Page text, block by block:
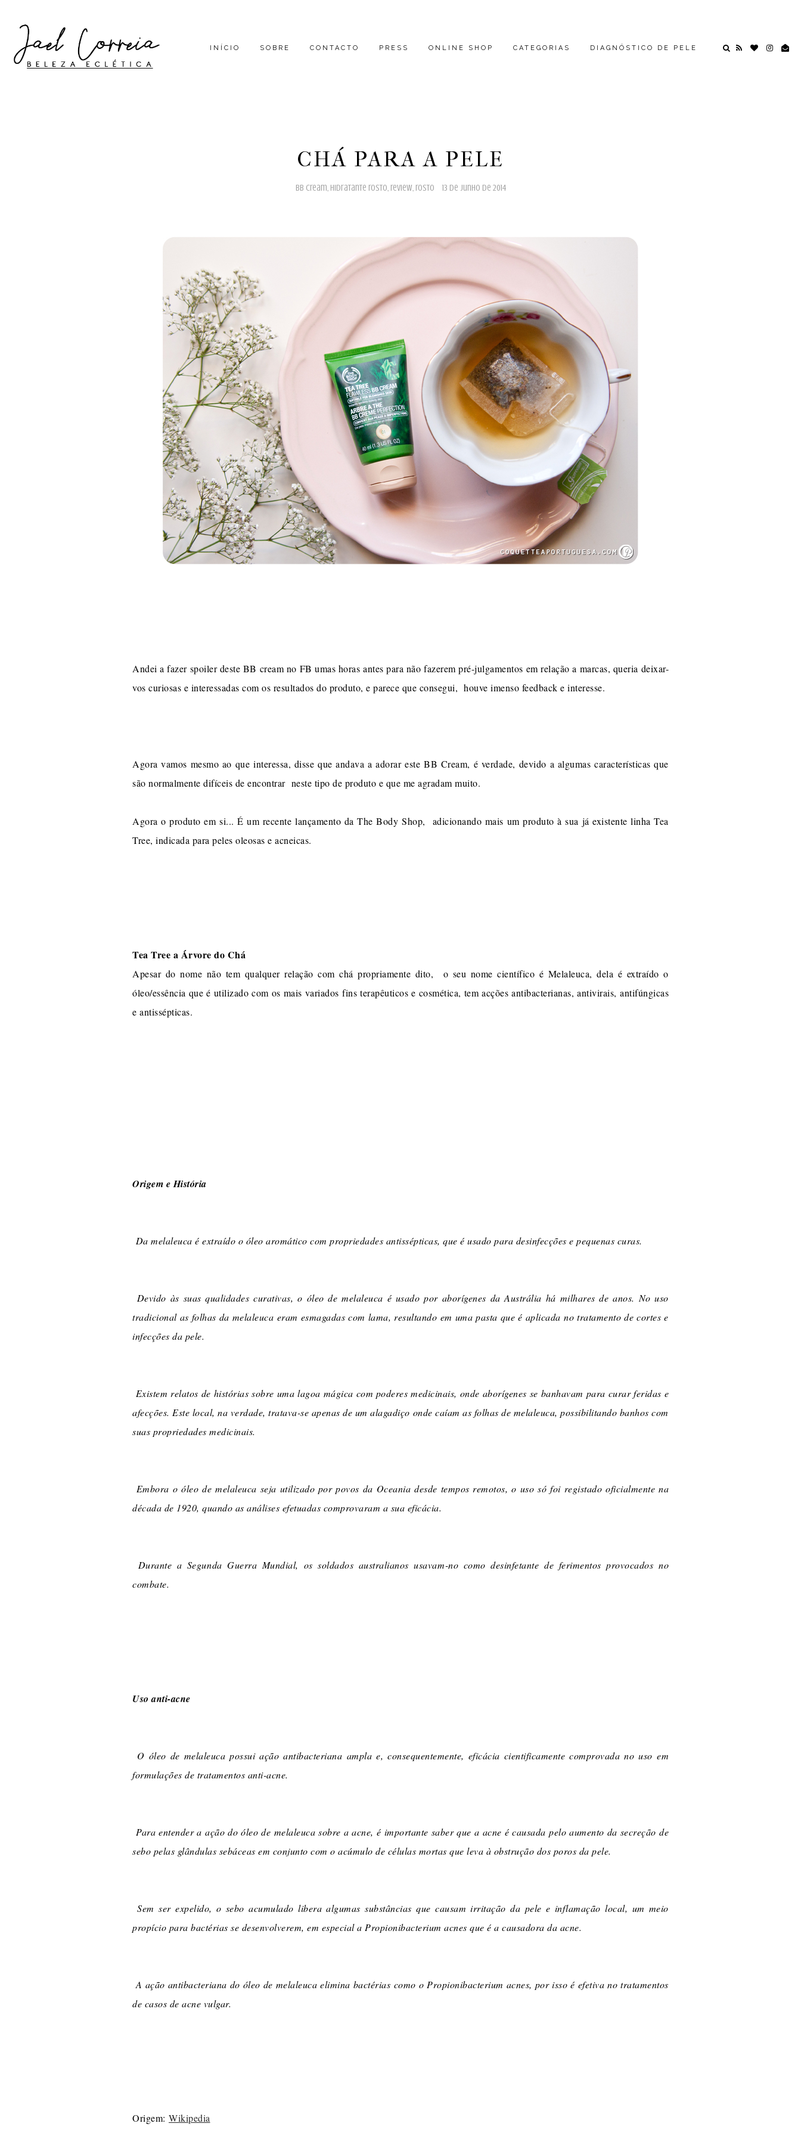
INÍCIO SOBRE CONTACTO PRESS ONLINE SHOP CATEGORIAS DIAGNÓSTICO DE PELE
CHÁ PARA A PELE
bb cream, hidratante rosto, review, rosto 13 de junho de 2014
Andei a fazer spoiler deste BB cream no FB umas horas antes para não fazerem pré-julgamentos em relação a marcas, queria deixar-
vos curiosas e interessadas com os resultados do produto, e parece que consegui, houve imenso feedback e interesse.
Agora vamos mesmo ao que interessa, disse que andava a adorar este BB Cream, é verdade, devido a algumas características que
são normalmente difíceis de encontrar neste tipo de produto e que me agradam muito.
Agora o produto em si... É um recente lançamento da The Body Shop, adicionando mais um produto à sua já existente linha Tea
Tree, indicada para peles oleosas e acneicas.
Tea Tree a Árvore do Chá
Apesar do nome não tem qualquer relação com chá propriamente dito, o seu nome científico é Melaleuca, dela é extraído o
óleo/essência que é utilizado com os mais variados fins terapêuticos e cosmética, tem acções antibacterianas, antivirais, antifúngicas
e antissépticas.
Origem e História
Da melaleuca é extraído o óleo aromático com propriedades antissépticas, que é usado para desinfecções e pequenas curas.
Devido às suas qualidades curativas, o óleo de melaleuca é usado por aborígenes da Austrália há milhares de anos. No uso
tradicional as folhas da melaleuca eram esmagadas com lama, resultando em uma pasta que é aplicada no tratamento de cortes e
infecções da pele.
Existem relatos de histórias sobre uma lagoa mágica com poderes medicinais, onde aborígenes se banhavam para curar feridas e
afecções. Este local, na verdade, tratava-se apenas de um alagadiço onde caíam as folhas de melaleuca, possibilitando banhos com
suas propriedades medicinais.
Embora o óleo de melaleuca seja utilizado por povos da Oceania desde tempos remotos, o uso só foi registado oficialmente na
década de 1920, quando as análises efetuadas comprovaram a sua eficácia.
Durante a Segunda Guerra Mundial, os soldados australianos usavam-no como desinfetante de ferimentos provocados no
combate.
Uso anti-acne
O óleo de melaleuca possui ação antibacteriana ampla e, consequentemente, eficácia cientificamente comprovada no uso em
formulações de tratamentos anti-acne.
Para entender a ação do óleo de melaleuca sobre a acne, é importante saber que a acne é causada pelo aumento da secreção de
sebo pelas glândulas sebáceas em conjunto com o acúmulo de células mortas que leva à obstrução dos poros da pele.
Sem ser expelido, o sebo acumulado libera algumas substâncias que causam irritação da pele e inflamação local, um meio
propício para bactérias se desenvolverem, em especial a Propionibacterium acnes que é a causadora da acne.
A ação antibacteriana do óleo de melaleuca elimina bactérias como o Propionibacterium acnes, por isso é efetiva no tratamentos
de casos de acne vulgar.
Origem: Wikipedia